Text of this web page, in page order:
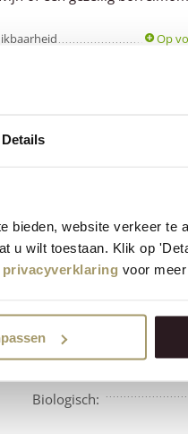
Details
bieden, website verkeer te
u wilt toestaan. Klik op
privacyverklaring voor
Op
Beschikbaarheid:
Biologisch: